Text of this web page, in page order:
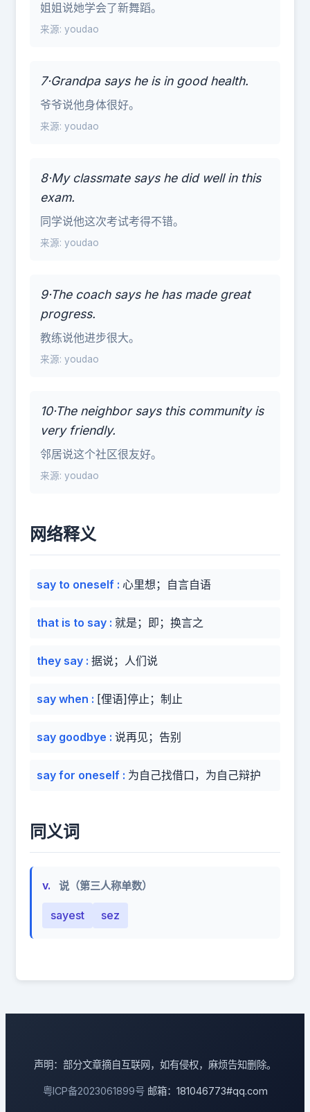
姐姐说她学会了新舞蹈。
来源: youdao
7·Grandpa says he is in good health.
爷爷说他身体很好。
来源: youdao
8·My classmate says he did well in this
exam.
同学说他这次考试考得不错。
来源: youdao
9·The coach says he has made great
progress.
教练说他进步很大。
来源: youdao
10·The neighbor says this community is
very friendly.
邻居说这个社区很友好。
来源: youdao
网络释义
say to oneself : 心里想；自言自语
that is to say : 就是；即；换言之
they say : 据说；人们说
say when : [俚语]停止；制止
say goodbye : 说再见；告别
say for oneself : 为自己找借口，为自己辩护
同义词
v. 说（第三人称单数）
sayest sez
声明：部分文章摘自互联网，如有侵权，麻烦告知删除。
粤ICP备2023061899号邮箱：181046773#qq.com